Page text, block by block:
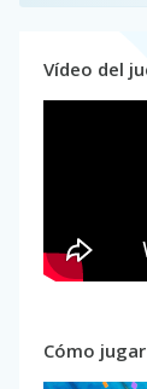
Vídeo del
Cómo